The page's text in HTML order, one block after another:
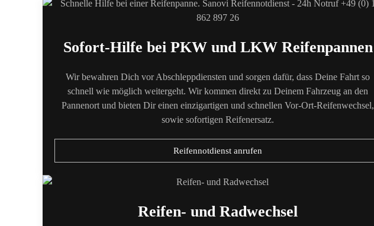
Sofort-Hilfe bei PKW und LKW Reifenpannen
Wir bewahren Dich vor Abschleppdiensten und sorgen dafür, dass Deine Fahrt so
schnell wie möglich weitergeht. Wir kommen direkt zu Deinem Fahrzeug an den
Pannenort und bieten Dir einen einzigartigen und schnellen Vor-Ort-Reifenwechsel,
sowie sofortigen Reifenersatz.
Reifennotdienst anrufen
Reifen- und Radwechsel